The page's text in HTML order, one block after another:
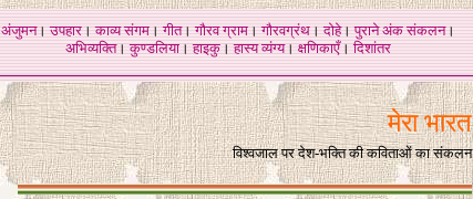
अंजुमन।उपहार।काव्य संगम।गीत।गौरव ग्राम।गौरवग्रंथ।दोहे।पुराने अंक संकलन।
अभिव्यक्ति।कुण्डलिया।हाइकु।हास्य व्यंग्य।क्षणिकाएँ।दिशांतर
मेरा भारत
विश्वजाल पर देश-भक्ति की कविताओं का संकलन